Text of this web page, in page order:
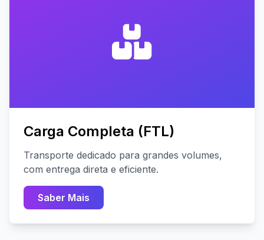
Carga Completa (FTL)
Transporte dedicado para grandes volumes,
com entrega direta e eficiente.
Saber Mais